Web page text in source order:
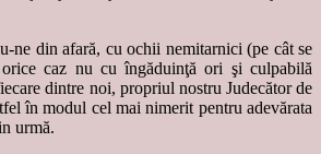
ne din afară, cu ochii nemitarnici (pe cât se
caz nu cu îngăduinţă ori şi culpabilă
dintre noi, propriul nostru Judecător de
în modul cel mai nimerit pentru adevărata
urmă.